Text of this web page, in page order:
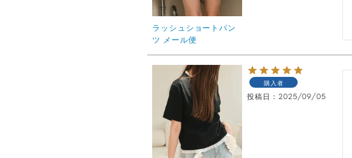
ラッシュショートパン
ツ メール便
購入者
投稿日 2025/09/05